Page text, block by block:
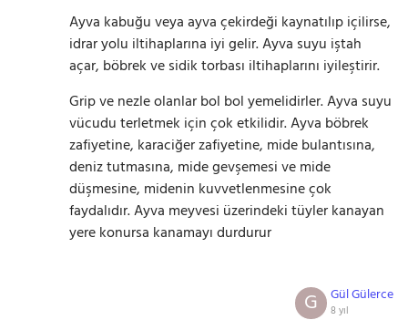
Ayva kabuğu veya ayva çekirdeği kaynatılıp içilirse,
idrar yolu iltihaplarına iyi gelir. Ayva suyu iştah
açar, böbrek ve sidik torbası iltihaplarını iyileştirir.
Grip ve nezle olanlar bol bol yemelidirler. Ayva suyu
vücudu terletmek için çok etkilidir. Ayva böbrek
zafiyetine, karaciğer zafiyetine, mide bulantısına,
deniz tutmasına, mide gevşemesi ve mide
düşmesine, midenin kuvvetlenmesine çok
faydalıdır. Ayva meyvesi üzerindeki tüyler kanayan
yere konursa kanamayı durdurur
Gül Gülerce
8 yıl
G